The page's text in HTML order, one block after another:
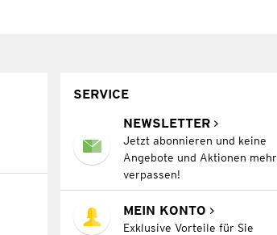
SERVICE
NEWSLETTER
Jetzt abonnieren und keine
Angebote und Aktionen mehr
verpassen!
MEIN KONTO
Exklusive Vorteile für Sie